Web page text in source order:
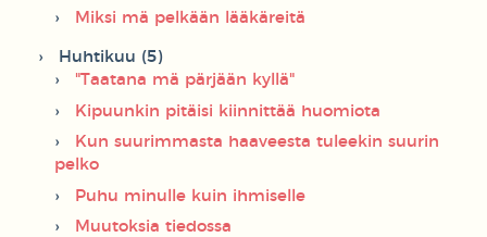
Miksi mä pelkään lääkäreitä
Huhtikuu (5)
"Taatana mä pärjään kyllä"
Kipuunkin pitäisi kiinnittää huomiota
Kun suurimmasta haaveesta tuleekin suurin
pelko
Puhu minulle kuin ihmiselle
Muutoksia tiedossa